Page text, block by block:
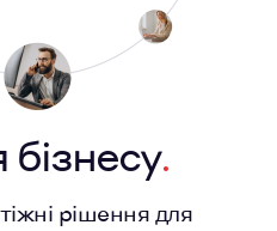
рішення для